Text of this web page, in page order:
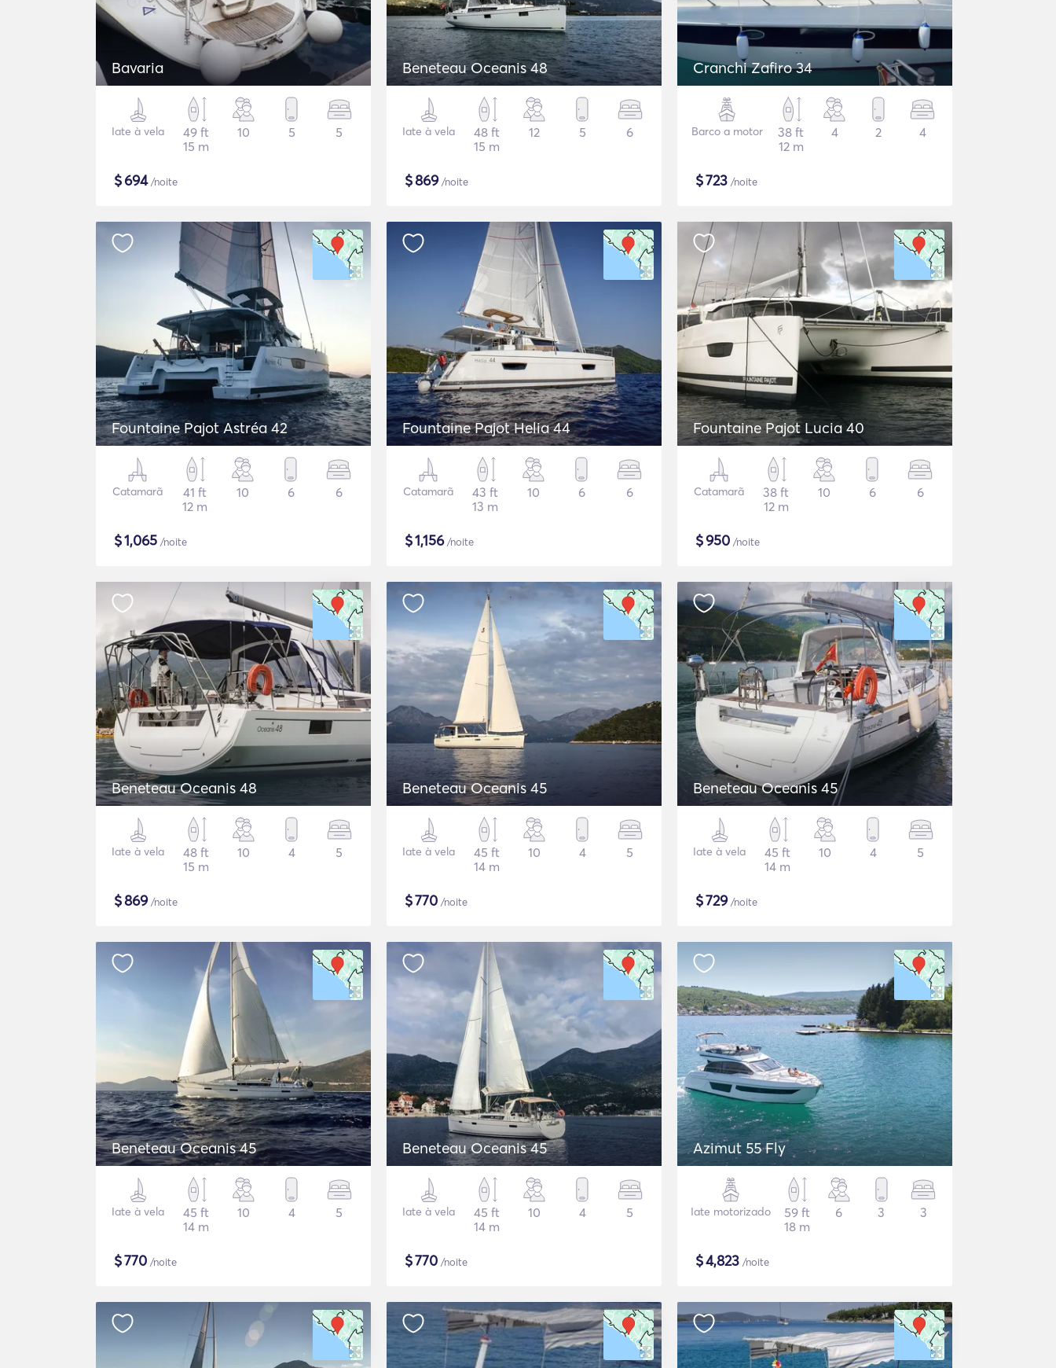
Bavaria
Iate à vela
49 ft
15 m
10 5 5
$694/noite
Beneteau Oceanis 48
Iate à vela
48 ft
15 m
12 5 6
$869/noite
Cranchi Zafiro 34
Barco a motor
38 ft
12 m
4 2 4
$723 /noite
Fountaine Pajot Astréa 42
Catamarã
41 ft
12 m
10 6 6
$1,065 /noite
Fountaine Pajot Helia 44
Catamarã
43 ft
13 m
10 6 6
$1,156/noite
Fountaine Pajot Lucia 40
Catamarã
38 ft
12 m
10 6 6
$950 /noite
Beneteau Oceanis 48
Iate à vela
48 ft
15 m
10 4 5
$869/noite
Beneteau Oceanis 45
Iate à vela
45 ft
14 m
10 4 5
$770 /noite
Beneteau Oceanis 45
Iate à vela
45 ft
14 m
10 4 5
$729/noite
Beneteau Oceanis 45
Iate à vela
45 ft
14 m
10 4 5
$770 /noite
Beneteau Oceanis 45
Iate à vela
45 ft
14 m
10 4 5
$770 /noite
Azimut 55 Fly
Iate motorizado
59 ft
18 m
6 3 3
$4,823 /noite